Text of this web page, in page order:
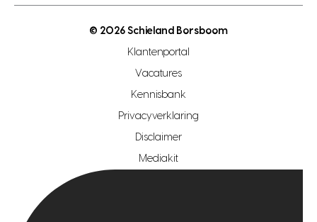
open woningwaarde dag
makelaar regio zoetermeer
hypotheekshop regio den haag
hypotheekshop regio rotterdam
© 2026 Schieland Borsboom
Klantenportal
Vacatures
Kennisbank
Privacyverklaring
Disclaimer
Mediakit